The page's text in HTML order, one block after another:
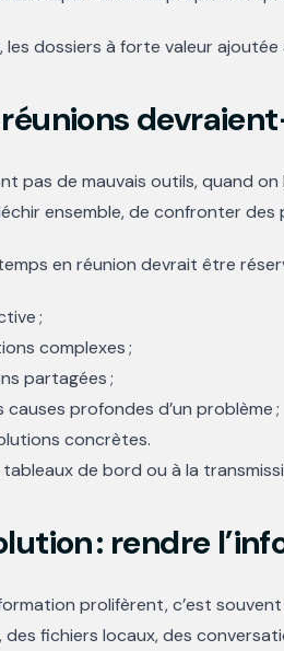
les dossiers à forte valeur
pas de mauvais outils, quand
ensemble, de confronter
en réunion devrait être
;
complexes ;
partagées ;
causes profondes d’un problème ;
concrètes.
de bord ou à la
: rendre
prolifèrent, c’est
fichiers locaux, des